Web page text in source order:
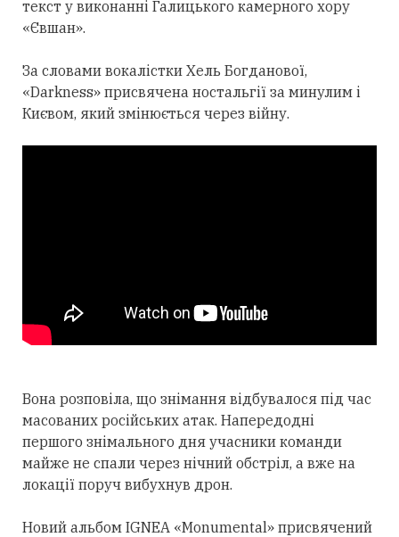
текст у виконанні Галицького камерного хору
«Євшан».
За словами вокалістки Хель Богданової,
«Darkness» присвячена ностальгії за минулим і
Києвом, який змінюється через війну.
Вона розповіла, що знімання відбувалося під час
масованих російських атак. Напередодні
першого знімального дня учасники команди
майже не спали через нічний обстріл, а вже на
локації поруч вибухнув дрон.
Новий альбом IGNEA «Monumental» присвячений